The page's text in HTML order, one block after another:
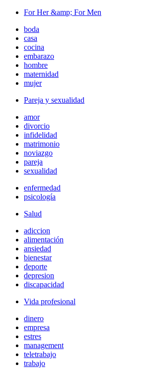
For Her &amp; For Men
boda
casa
cocina
embarazo
hombre
maternidad
mujer
Pareja y sexualidad
amor
divorcio
infidelidad
matrimonio
noviazgo
pareja
sexualidad
enfermedad
psicología
Salud
adiccion
alimentación
ansiedad
bienestar
deporte
depresion
discapacidad
Vida profesional
dinero
empresa
estres
management
teletrabajo
trabajo